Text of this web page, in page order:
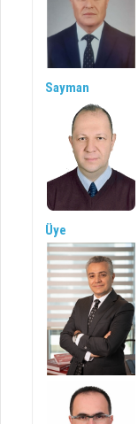
Sayman
Üye